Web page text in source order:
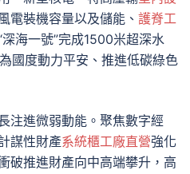
電裝機容量以及儲能、 護脊工
海一號”完成1500米超深水
國度動力平安、推進低碳綠色
注進微弱動能。聚焦數字經
謀性財產系統櫃工廠直營強化
破推進財產向中高端攀升，高